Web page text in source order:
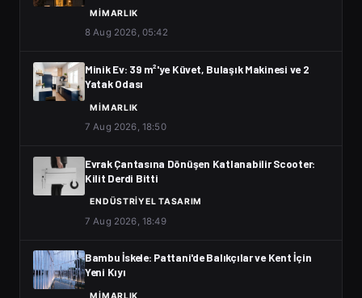
MIMARLIK
8 Aug 2026, 05:42
Minik Ev: 39 m²'ye Küvet, Bulaşık Makinesi ve 2
Yatak Odası
MIMARLIK
7 Aug 2026, 18:50
Evrak Çantasına Dönüşen Katlanabilir Scooter:
Kilit Derdi Bitti
ENDÜSTRIYEL TASARIM
7 Aug 2026, 18:49
Bambu İskele: Pattani'de Balıkçılar ve Kent İçin
Yeni Kıyı